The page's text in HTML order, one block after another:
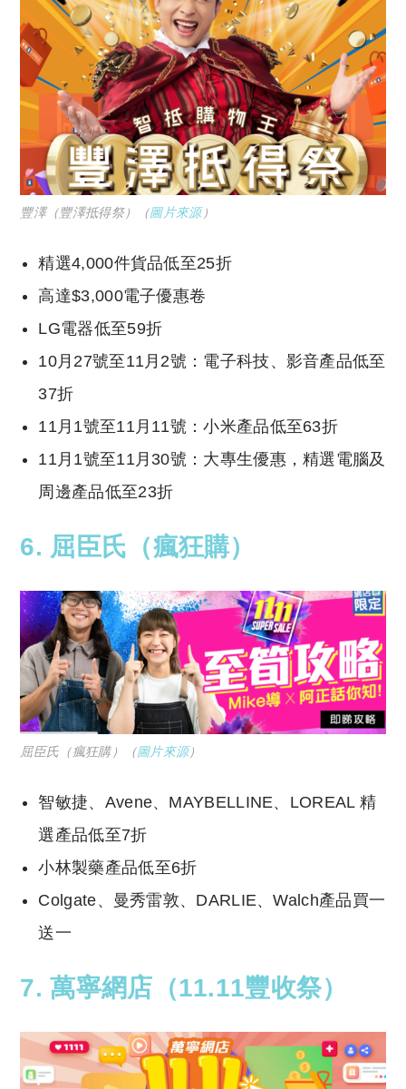
豐澤（豐澤抵得祭）（圖片來源）
精選4,000件貨品低至25折
高達$3,000電子優惠卷
LG電器低至59折
10月27號至11月2號：電子科技、影音產品低至
37折
11月1號至11月11號：小米產品低至63折
11月1號至11月30號：大專生優惠，精選電腦及
周邊產品低至23折
6. 屈臣氏（瘋狂購）
屈臣氏（瘋狂購）（圖片來源）
智敏捷、Avene、MAYBELLINE、LOREAL 精
選產品低至7折
小林製藥產品低至6折
Colgate、曼秀雷敦、DARLIE、Walch產品買一
送一
7.萬寧網店（11.11豐收祭）